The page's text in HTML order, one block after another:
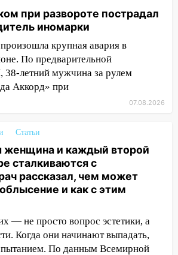
Гая в Ульяновске
автомобилей на
участке
городе 8 августа пройдет
«Наше время» с
ливнями: прогноз
области на
августа
транспортные
проведут акцию «Час
за один день
на пляже и
при развороте пострадал
иномарки
крупная авария в
По предварительной
летний мужчина за рулем
Аккорд» при
07.08.2026
Статьи
женщина и каждый второй
сталкиваются с
рассказал, чем может
и как с этим
— не просто вопрос эстетики, а
Когда они начинают выпадать,
По данным Всемирной